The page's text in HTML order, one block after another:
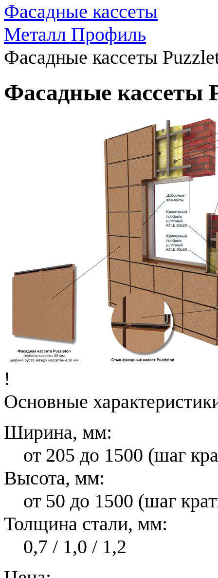
Фасадные кассеты
Металл Профиль
Фасадные кассеты
Фасадные кассеты
!
Основные
Ширина, мм:
от 205 до 1500 (шаг
Высота, мм:
от 50 до 1500 (шаг
Толщина стали, мм:
0,7 / 1,0 / 1,2